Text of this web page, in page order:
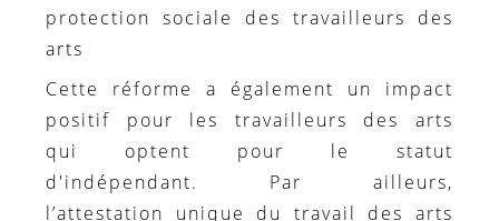
protection sociale des travailleurs des
arts
Cette réforme a également un impact
positif pour les travailleurs des arts
qui optent pour le statut
d'indépendant. Par ailleurs,
l’attestation unique du travail des arts